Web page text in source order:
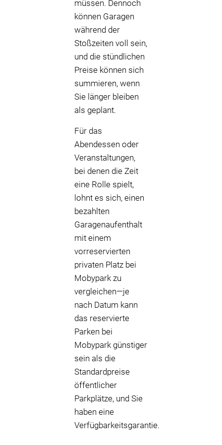
müssen. Dennoch
können Garagen
während der
Stoßzeiten voll sein,
und die stündlichen
Preise können sich
summieren, wenn
Sie länger bleiben
als geplant.
Für das
Abendessen oder
Veranstaltungen,
bei denen die Zeit
eine Rolle spielt,
lohnt es sich, einen
bezahlten
Garagenaufenthalt
mit einem
vorreservierten
privaten Platz bei
Mobypark zu
vergleichen—je
nach Datum kann
das reservierte
Parken bei
Mobypark günstiger
sein als die
Standardpreise
öffentlicher
Parkplätze, und Sie
haben eine
Verfügbarkeitsgarantie.